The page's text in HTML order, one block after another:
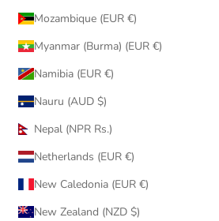
Mozambique (EUR €)
Myanmar (Burma) (EUR €)
Namibia (EUR €)
Nauru (AUD $)
Nepal (NPR Rs.)
Netherlands (EUR €)
New Caledonia (EUR €)
New Zealand (NZD $)